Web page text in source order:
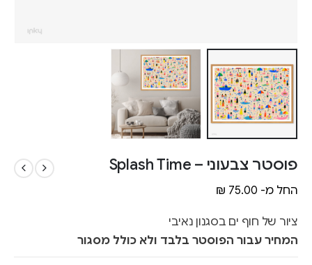
פוסטר צבעוני – Splash Time
החל מ- ₪ 75.00
ציור של חוף ים בסגנון נאיבי
המחיר עבור הפוסטר בלבד ולא כולל מסגור